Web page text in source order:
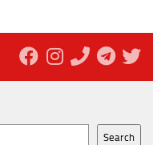
Search